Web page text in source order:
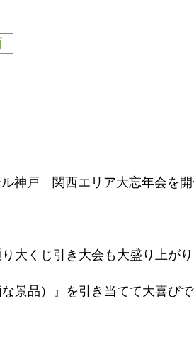
神戸 関西エリア大忘年会を
大くじ引き大会も大盛り上がり
景品）』を引き当てて大喜び